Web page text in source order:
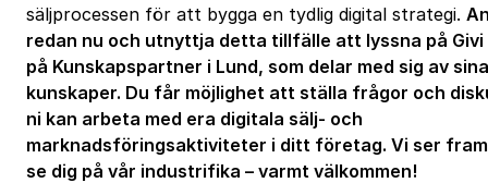
säljprocessen för att bygga en tydlig digital strategi.
redan nu och utnyttja detta tillfälle att lyssna på Givi
på Kunskapspartner i Lund, som delar med sig av sina
kunskaper. Du får möjlighet att ställa frågor och
ni kan arbeta med era digitala sälj- och
marknadsföringsaktiviteter i ditt företag. Vi ser
se dig på vår industrifika – varmt välkommen!